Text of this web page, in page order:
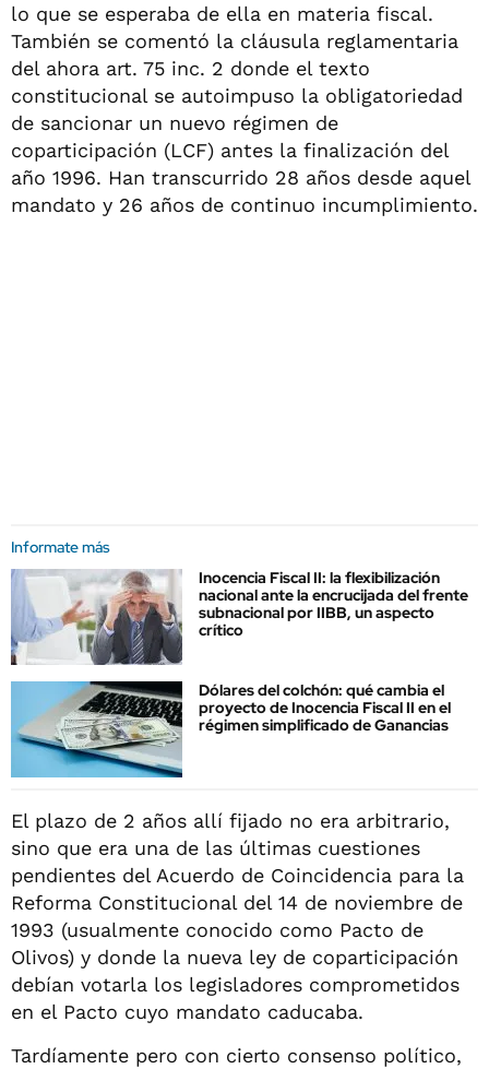
lo que se esperaba de ella en materia fiscal.
También se comentó la cláusula reglamentaria
del ahora art. 75 inc. 2 donde el texto
constitucional se autoimpuso la obligatoriedad
de sancionar un nuevo régimen de
coparticipación (LCF) antes la finalización del
año 1996. Han transcurrido 28 años desde aquel
mandato y 26 años de continuo incumplimiento.
Informate más
Inocencia Fiscal II: la flexibilización
nacional ante la encrucijada del frente
subnacional por IIBB, un aspecto
crítico
Dólares del colchón: qué cambia el
proyecto de Inocencia Fiscal II en el
régimen simplificado de Ganancias
El plazo de 2 años allí fijado no era arbitrario,
sino que era una de las últimas cuestiones
pendientes del Acuerdo de Coincidencia para la
Reforma Constitucional del 14 de noviembre de
1993 (usualmente conocido como Pacto de
Olivos) y donde la nueva ley de coparticipación
debían votarla los legisladores comprometidos
en el Pacto cuyo mandato caducaba.
Tardíamente pero con cierto consenso político,